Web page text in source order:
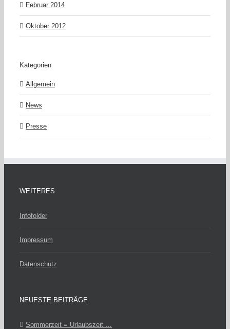
Februar 2014
Oktober 2012
Kategorien
Allgemein
News
Presse
WEITERES
Infofolder
Impressum
Datenschutz
NEUESTE BEITRÄGE
Sommerzeit = Urlaubszeit …